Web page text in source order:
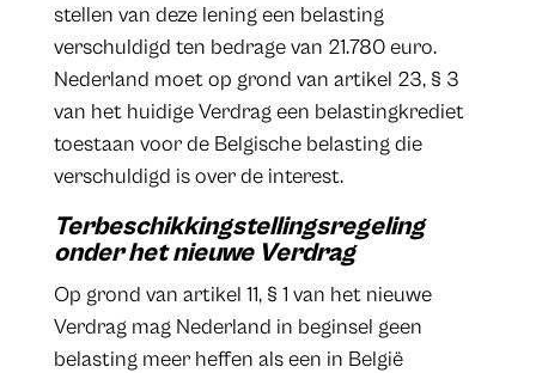
stellen van deze lening een belasting
verschuldigd ten bedrage van 21.780 euro.
Nederland moet op grond van artikel 23, § 3
van het huidige Verdrag een belastingkrediet
toestaan voor de Belgische belasting die
verschuldigd is over de interest.
Terbeschikkingstellingsregeling
onder het nieuwe Verdrag
Op grond van artikel 11, § 1 van het nieuwe
Verdrag mag Nederland in beginsel geen
belasting meer heffen als een in België